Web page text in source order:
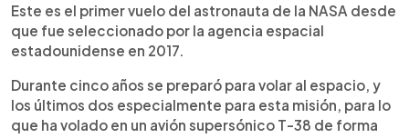
Este es el primer vuelo del astronauta de la NASA desde
que fue seleccionado por la agencia espacial
estadounidense en 2017.
Durante cinco años se preparó para volar al espacio, y
los últimos dos especialmente para esta misión, para lo
que ha volado en un avión supersónico T-38 de forma